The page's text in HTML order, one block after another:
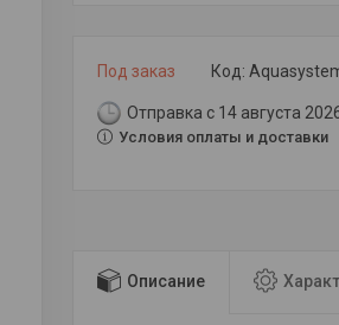
Под заказ Код:
Отправка с 14 августа
Условия оплаты и доставки
Описание